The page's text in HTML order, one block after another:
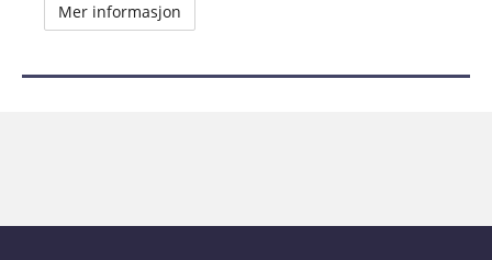
Mer informasjon